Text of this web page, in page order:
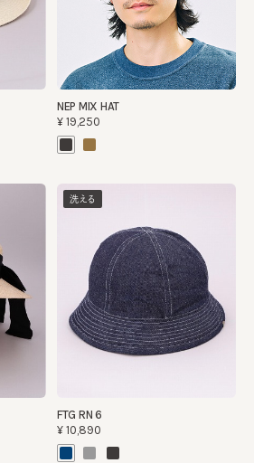
NEP MIX HAT
¥19,250
洗える
FTG RN 6
¥10,890